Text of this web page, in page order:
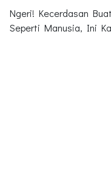
Ngeri! Kecerdasan
Seperti Manusia, Ini